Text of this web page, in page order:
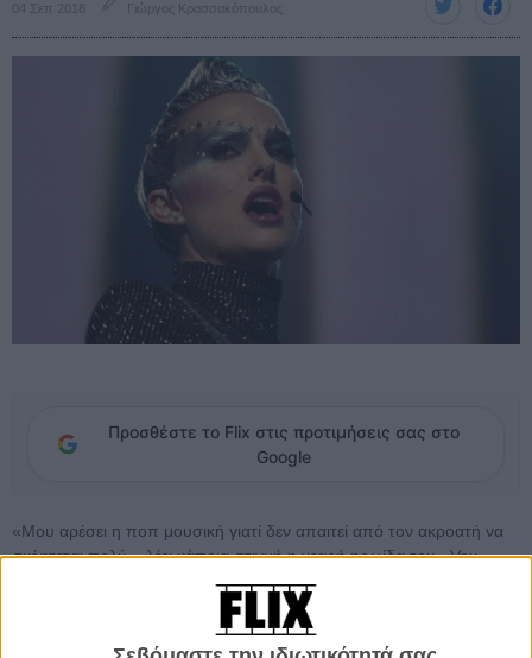
04 Σεπ 2018 Γιώργος Κρασσακόπουλος
Προσθέστε το Flix στις προτιμήσεις σας στο
Google
«Μου αρέσει η ποπ μουσική γιατί δεν απαιτεί από τον ακροατή να
σκέφτεται πολύ», λέει κάποια στιγμή η νεαρή ηρωίδα του «Vox
Lux», Σελέστ, η οποία βρίσκεται στην αρχή μιας τραγουδιστικής
καριέρας που θα την μεταμορφώσει μέσα στα χρόνια σε μια αληθινή
ντίβα, στα όρια μιας «καινούριας θρησκείας». Ομως αντίθετα με την